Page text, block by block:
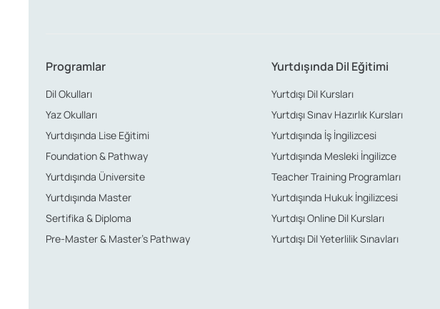
Programlar
Dil Okulları
Yaz Okulları
Yurtdışında Lise Eğitimi
Foundation & Pathway
Yurtdışında Üniversite
Yurtdışında Master
Sertifika & Diploma
Pre-Master & Master’s Pathway
Yurtdışında Dil Eğitimi
Yurtdışı Dil Kursları
Yurtdışı Sınav Hazırlık Kursları
Yurtdışında İş İngilizcesi
Yurtdışında Mesleki İngilizce
Teacher Training Programları
Yurtdışında Hukuk İngilizcesi
Yurtdışı Online Dil Kursları
Yurtdışı Dil Yeterlilik Sınavları